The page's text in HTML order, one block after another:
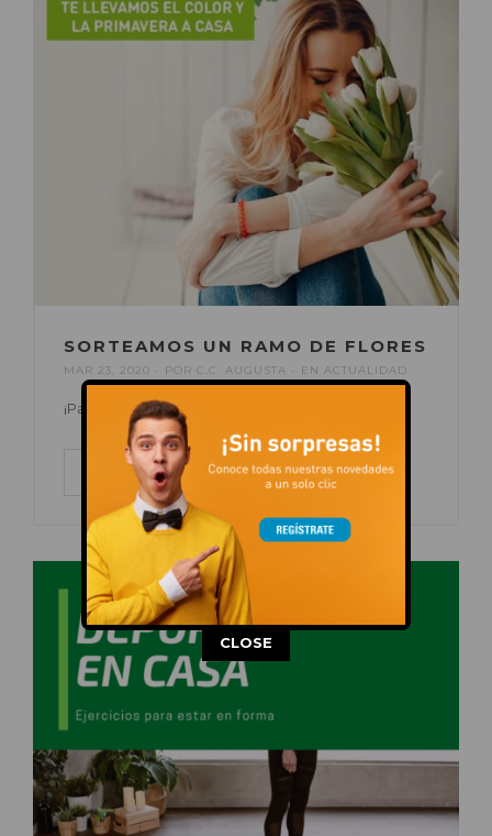
SORTEAMOS UN RAMO DE FLORES
MAR 23, 2020 POR C.C. AUGUSTA EN ACTUALIDAD
¡Participa en nuestro Facebook o Instagram!
LEER MÁS
This popup will close in:
CLOSE